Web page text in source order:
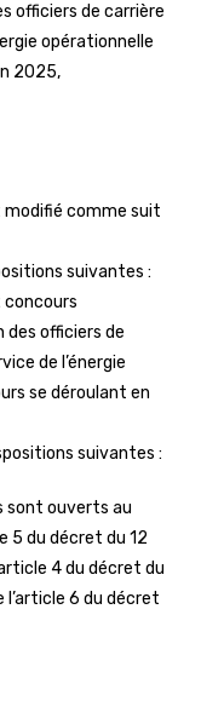
officiers de carrière
opérationnelle
2025,
modifié comme suit
suivantes :
des officiers de
de l’énergie
se déroulant en
suivantes :
sont ouverts au
5 du décret du 12
4 du décret du
l’article 6 du décret